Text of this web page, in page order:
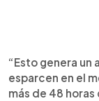
“Esto genera un
esparcen en el
más de 48